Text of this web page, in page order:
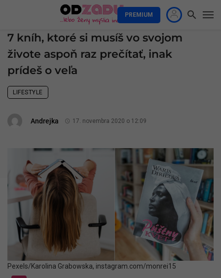
PREMIUM
7 kníh, ktoré si musíš vo svojom
živote aspoň raz prečítať, inak
prídeš o veľa
LIFESTYLE
Andrejka 17. novembra 2020 o 12:09
Pexels/Karolina Grabowska, instagram.com/monrei15